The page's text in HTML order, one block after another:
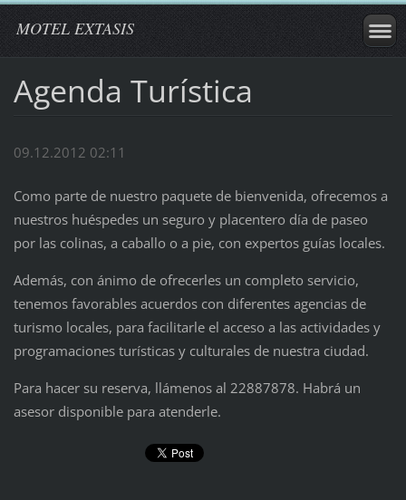
MOTEL EXTASIS
Agenda Turística
09.12.2012 02:11
Como parte de nuestro paquete de bienvenida, ofrecemos a
nuestros huéspedes un seguro y placentero día de paseo
por las colinas, a caballo o a pie, con expertos guías locales.
Además, con ánimo de ofrecerles un completo servicio,
tenemos favorables acuerdos con diferentes agencias de
turismo locales, para facilitarle el acceso a las actividades y
programaciones turísticas y culturales de nuestra ciudad.
Para hacer su reserva, llámenos al 22887878. Habrá un
asesor disponible para atenderle.